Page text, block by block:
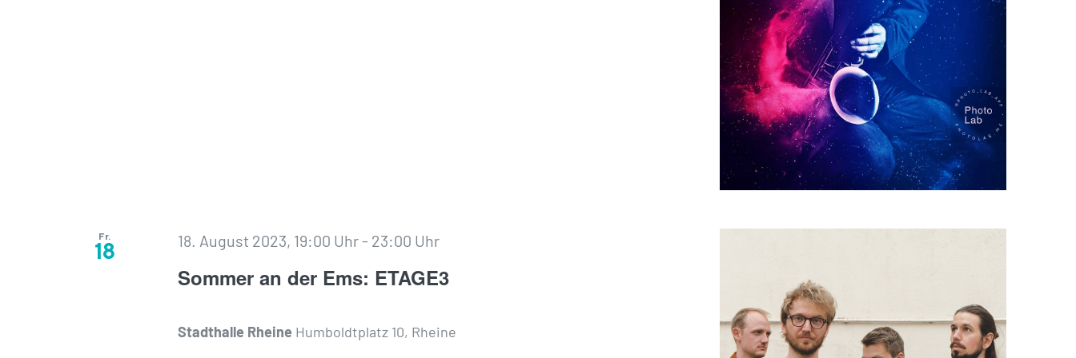
Fr.
18
Sommer an der Ems: ETAGE3
18. August 2023, 19:00 Uhr- 23:00 Uhr
Stadthalle Rheine Humboldtplatz 10, Rheine